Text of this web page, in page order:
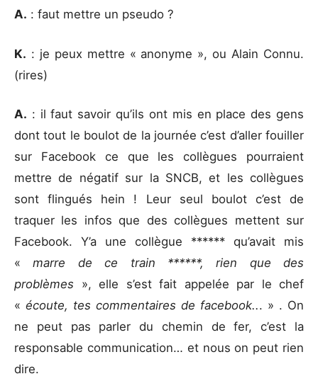
A. : faut mettre un pseudo ?
K. : je peux mettre « anonyme », ou Alain Connu.
(rires)
A. : il faut savoir qu’ils ont mis en place des gens
dont tout le boulot de la journée c’est d’aller fouiller
sur Facebook ce que les collègues pourraient
mettre de négatif sur la SNCB, et les collègues
sont flingués hein ! Leur seul boulot c’est de
traquer les infos que des collègues mettent sur
Facebook. Y’a une collègue ****** qu’avait mis
« marre de ce train ******, rien que des
problèmes », elle s’est fait appelée par le chef
« écoute, tes commentaires de facebook... » . On
ne peut pas parler du chemin de fer, c’est la
responsable communication… et nous on peut rien
dire.